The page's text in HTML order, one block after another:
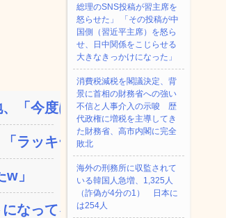
「今度は宏...
ラッキー」...
」
になってる…...
総理のSNS投稿が習主席を
怒らせた」 「その投稿が中
国側（習近平主席）を怒ら
せ、日中関係をこじらせる
大きなきっかけになった」
消費税減税を閣議決定、背
景に首相の財務省への強い
不信と人事介入の示唆 歴
代政権に増税を主導してき
た財務省、高市内閣に完全
敗北
海外の刑務所に収監されて
いる韓国人急増、1,325人
（詐偽が4分の1） 日本に
は254人